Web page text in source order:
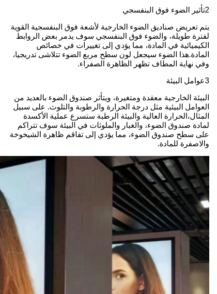
2تأثير الضوء فوق البنفسجي
يتم تعريض صناديق الضوء الخارجية لأشعة فوق البنفسجية القوية
لفترة طويلة، والضوء فوق البنفسجي سوف يدمر بعض الروابط
الكيميائية في المادة، مما يؤدي إلى تغييرات في خصائص
المادة.هذا الضوء سيجعل لون سطح مربع الضوء تتلاشى تدريجيا،
وفي نهاية المطاف تظهر الظاهرة الصفراء.
3عوامل البيئة
البيئة الخارجية معقدة ومتغيرة، ويتأثر صندوق الضوء بالعديد من
العوامل البيئية مثل درجة الحرارة والرطوبة والتلوث. على سبيل
المثال،الحرارة العالية والبيئة الرطبة ستسرع عملية الأكسدة
لمادة صندوق الضوء، والغبار والملوثات في البيئة سوف تتراكم
على سطح صندوق الضوء، مما يؤدي إلى تفاقم ظاهرة الشيخوخة
والاصفرة للمادة.